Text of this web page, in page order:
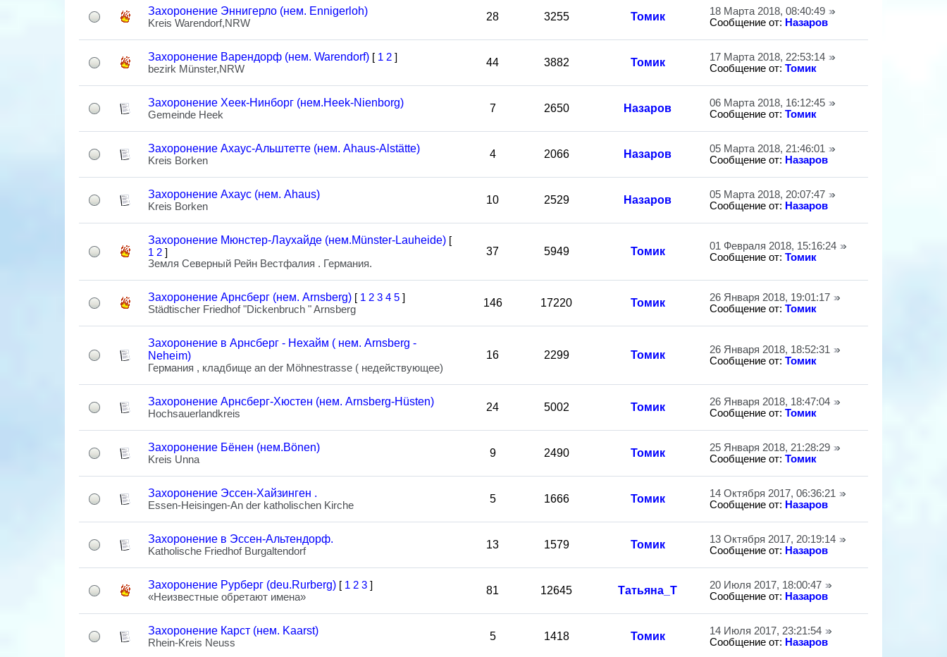
Захоронение Эннигерло (нем. Ennigerloh)
Kreis Warendorf,NRW
28 3255 Томик
18 Марта 2018, 08:40:49
Сообщение от: Назаров
Захоронение Варендорф (нем. Warendorf) [ 1 2 ]
bezirk Münster,NRW
44 3882 Томик
17 Марта 2018, 22:53:14
Сообщение от: Томик
Захоронение Хеек-Нинборг (нем.Heek-Nienborg)
Gemeinde Heek
7 2650 Назаров
06 Марта 2018, 16:12:45
Сообщение от: Томик
Захоронение Ахаус-Альштетте (нем. Ahaus-Alstätte)
Kreis Borken
4 2066 Назаров
05 Марта 2018, 21:46:01
Сообщение от: Назаров
Захоронение Ахаус (нем. Ahaus)
Kreis Borken
10 2529 Назаров
05 Марта 2018, 20:07:47
Сообщение от: Назаров
Захоронение Мюнстер-Лаухайде (нем.Münster-Lauheide) [
1 2 ]
Земля Северный Рейн Вестфалия . Германия.
37 5949 Томик
01 Февраля 2018, 15:16:24
Сообщение от: Томик
Захоронение Арнсберг (нем. Arnsberg) [ 1 2 3 4 5 ]
Städtischer Friedhof "Dickenbruch " Arnsberg
146 17220 Томик
26 Января 2018, 19:01:17
Сообщение от: Томик
Захоронение в Арнсберг - Нехайм ( нем. Arnsberg -
Neheim)
Германия , кладбище an der Möhnestrasse ( недействующее)
16 2299 Томик
26 Января 2018, 18:52:31
Сообщение от: Томик
Захоронение Арнсберг-Хюстен (нем. Arnsberg-Hüsten)
Hochsauerlandkreis
24 5002 Томик
26 Января 2018, 18:47:04
Сообщение от: Томик
Захоронение Бёнен (нем.Bönen)
Kreis Unna
9 2490 Томик
25 Января 2018, 21:28:29
Сообщение от: Томик
Захоронение Эссен-Хайзинген .
Essen-Heisingen-An der katholischen Kirche
5 1666 Томик
14 Октября 2017, 06:36:21
Сообщение от: Назаров
Захоронение в Эссен-Альтендорф.
Katholische Friedhof Burgaltendorf
13 1579 Томик
13 Октября 2017, 20:19:14
Сообщение от: Назаров
Захоронение Рурберг (deu.Rurberg) [ 1 2 3 ]
«Неизвестные обретают имена»
81 12645 Татьяна_Т
20 Июля 2017, 18:00:47
Сообщение от: Назаров
Захоронение Карст (нем. Kaarst)
Rhein-Kreis Neuss
5 1418 Томик
14 Июля 2017, 23:21:54
Сообщение от: Назаров